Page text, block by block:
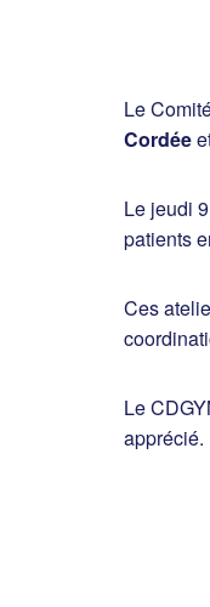
Le
Cordée
Le jeudi
patients
Ces
Le
apprécié.